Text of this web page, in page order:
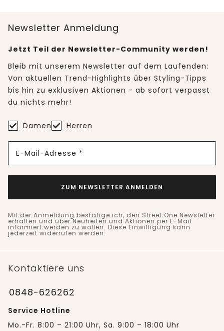
Newsletter Anmeldung
Jetzt Teil der Newsletter-Community werden!
Bleib mit unserem Newsletter auf dem Laufenden:
Von aktuellen Trend-Highlights über Styling-Tipps
bis hin zu exklusiven Aktionen - ab sofort verpasst
du nichts mehr!
Damen Herren
E-Mail-Adresse *
ZUM NEWSLETTER ANMELDEN
Mit der Anmeldung bestätige ich, den Street One Newsletter
erhalten und über Neuheiten und Aktionen per E-Mail
informiert werden zu wollen. Diese Einwilligung kann
jederzeit widerrufen werden.
Kontaktiere uns
0848-626262
Service Hotline
Mo.-Fr. 8:00 – 21:00 Uhr, Sa. 9:00 – 18:00 Uhr